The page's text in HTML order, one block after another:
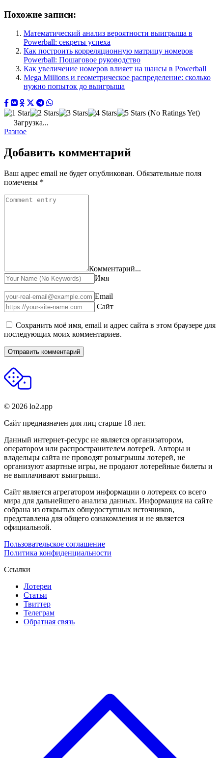
Похожие записи:
Математический анализ вероятности выигрыша в
Powerball: секреты успеха
Как построить корреляционную матрицу номеров
Powerball: Пошаговое руководство
Как увеличение номеров влияет на шансы в Powerball
Mega Millions и геометрическое распределение: сколько
нужно попыток до выигрыша
(No Ratings Yet)
Загрузка...
Разное
Добавить комментарий
Ваш адрес email не будет опубликован. Обязательные поля
помечены *
Комментарий...
Имя
Email
Сайт
Сохранить моё имя, email и адрес сайта в этом браузере для
последующих моих комментариев.
© 2026 lo2.app
Сайт предназначен для лиц старше 18 лет.
Данный интернет-ресурс не является организатором,
оператором или распространителем лотерей. Авторы и
владельцы сайта не проводят розыгрышы лотерей, не
организуют азартные игры, не продают лотерейные билеты и
не выплачивают выигрыши.
Сайт является агрегатором информации о лотереях со всего
мира для дальнейшего анализа данных. Информация на сайте
собрана из открытых общедоступных источников,
представлена для общего ознакомления и не является
официальной.
Пользовательское соглашение
Политика конфиденциальности
Ссылки
Лотереи
Статьи
Твиттер
Телеграм
Обратная связь